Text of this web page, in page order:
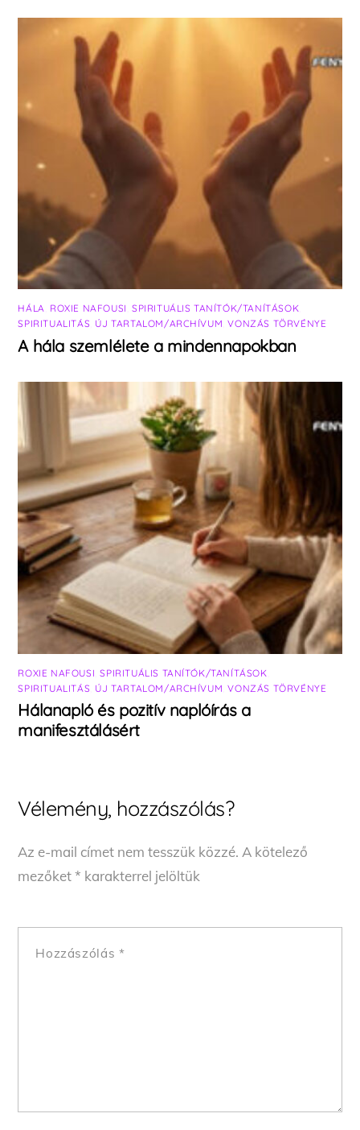
HÁLA ROXIE NAFOUSI SPIRITUÁLIS TANÍTÓK/TANÍTÁSOK
SPIRITUALITÁS ÚJ TARTALOM/ARCHÍVUM ,VONZÁS TÖRVÉNYE
A hála szemlélete a mindennapokban
ROXIE NAFOUSI ,SPIRITUÁLIS TANÍTÓK/TANÍTÁSOK
SPIRITUALITÁS ÚJ TARTALOM/ARCHÍVUM ,VONZÁS TÖRVÉNYE
Hálanapló és pozitív naplóírás a
manifesztálásért
Vélemény, hozzászólás?
Az e-mail címet nem tesszük közzé. A kötelező
mezőket* karakterrel jelöltük
Hozzászólás *